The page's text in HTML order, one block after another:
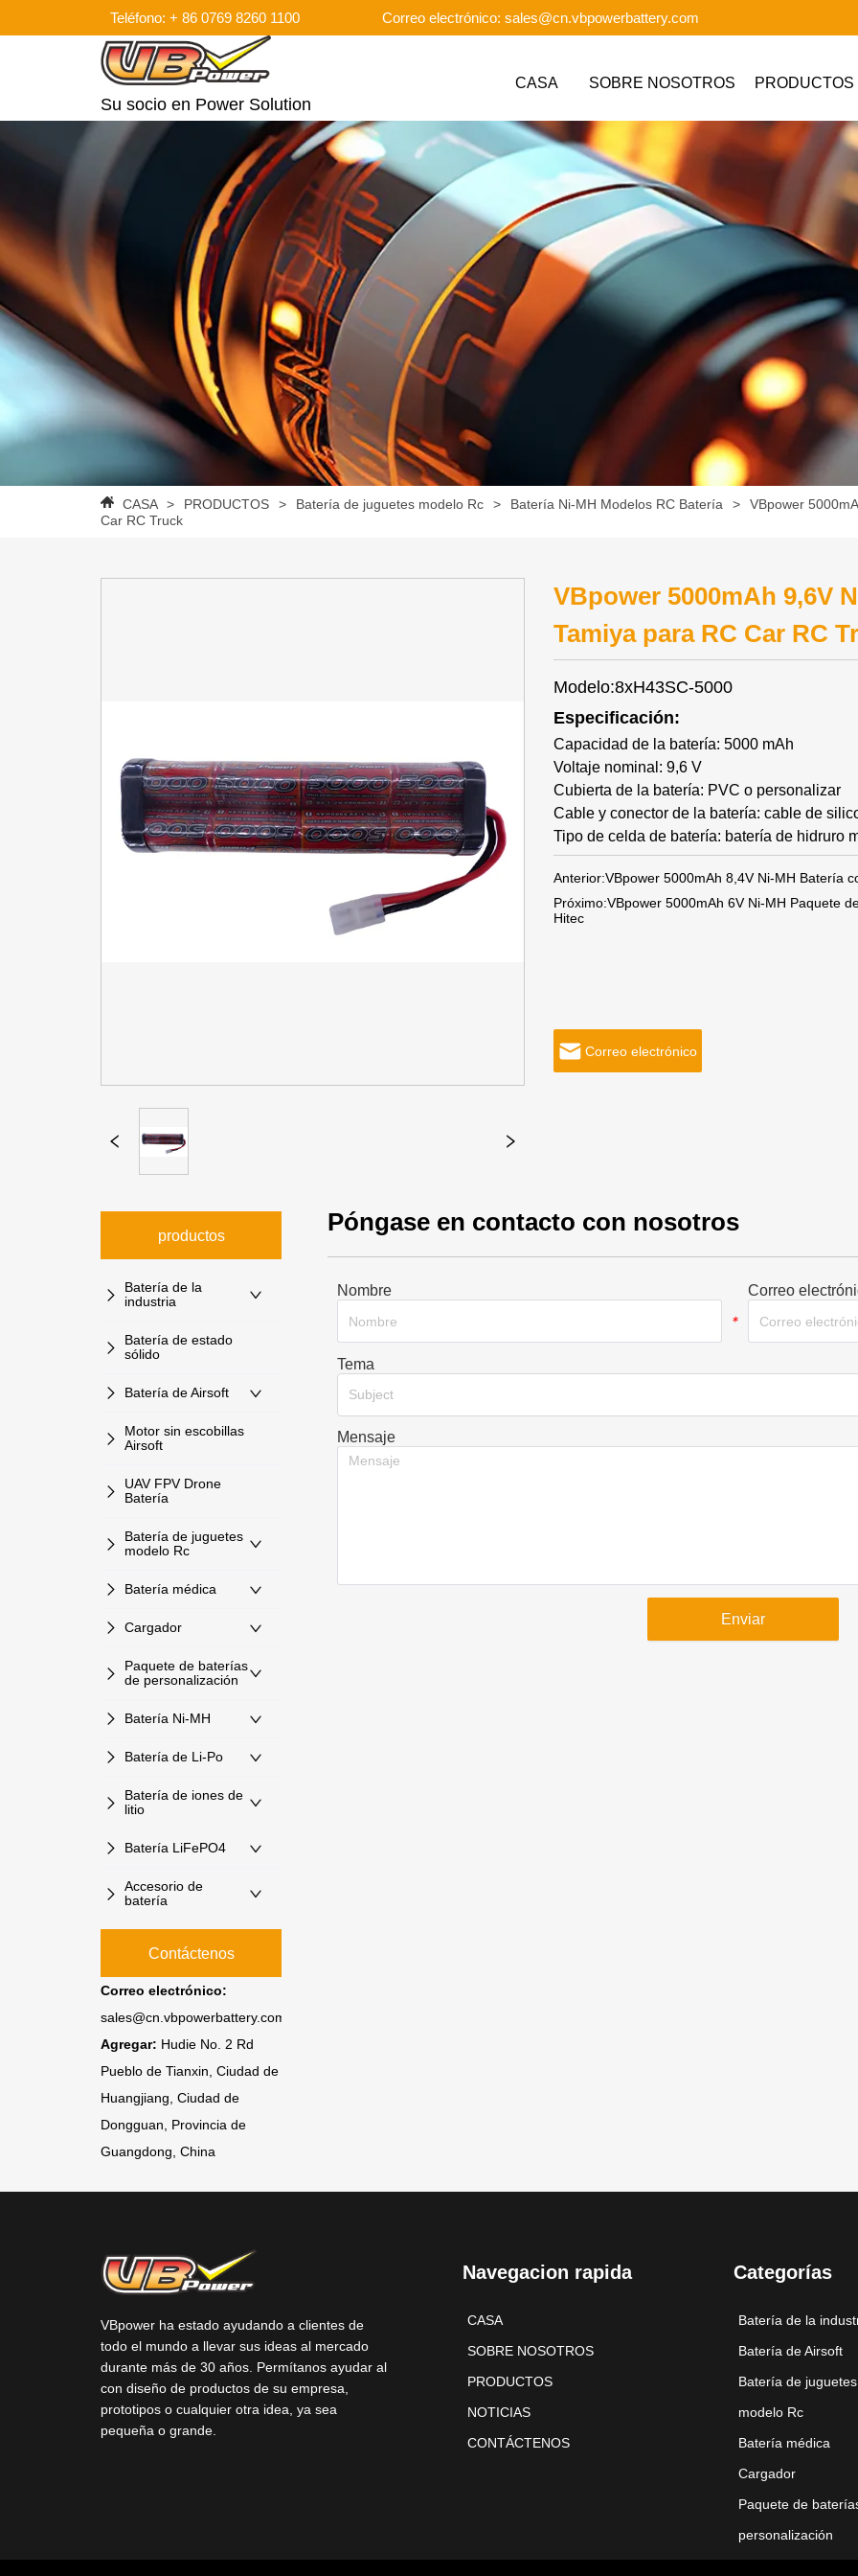
Teléfono: + 86 0769 8260 1100 Correo electrónico: sales@cn.vbpowerbattery.com
Su socio en Power Solution
CASA SOBRE NOSOTROS PRODUCTOS
CASA > PRODUCTOS > Batería de juguetes modelo Rc > Batería Ni-MH Modelos RC Batería >
VBpower
Car RC Truck
VBpower 5000mAh 9,6V
Tamiya para RC Car RC
Modelo:8xH43SC-5000
Especificación:
Capacidad de la batería: 5000 mAh
Voltaje nominal: 9,6 V
Cubierta de la batería: PVC o personalizar
Cable y conector de la batería: cable de
Tipo de celda de batería: batería de hidruro
Anterior:VBpower 5000mAh 8,4V Ni-MH Batería
Próximo:VBpower 5000mAh 6V Ni-MH Paquete
Hitec
Correo electrónico
productos
Batería de la
industria
Batería de estado
sólido
Batería de Airsoft
Motor sin escobillas
Airsoft
UAV FPV Drone
Batería
Batería de juguetes
modelo Rc
Batería médica
Cargador
Paquete de baterías
de personalización
Batería Ni-MH
Batería de Li-Po
Batería de iones de
litio
Batería LiFePO4
Accesorio de
batería
Contáctenos
Correo electrónico:
sales@cn.vbpowerbattery.com
Agregar: Hudie No. 2 Rd
Pueblo de Tianxin, Ciudad de
Huangjiang, Ciudad de
Dongguan, Provincia de
Guangdong, China
Póngase en contacto con nosotros
Nombre
*
Correo
Tema
Subject
Mensaje
Enviar
VBpower ha estado ayudando a clientes de
todo el mundo a llevar sus ideas al mercado
durante más de 30 años. Permítanos ayudar al
con diseño de productos de su empresa,
prototipos o cualquier otra idea, ya sea
pequeña o grande.
Navegacion rapida
CASA
SOBRE NOSOTROS
PRODUCTOS
NOTICIAS
CONTÁCTENOS
Categorías
Batería de la
Batería de Airsoft
Batería de juguetes
modelo Rc
Batería médica
Cargador
Paquete de
personalización